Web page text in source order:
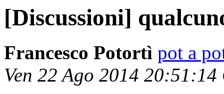
[Discussioni]
Francesco Potortì pot a
Ven 22 Ago 2014 20:51:14